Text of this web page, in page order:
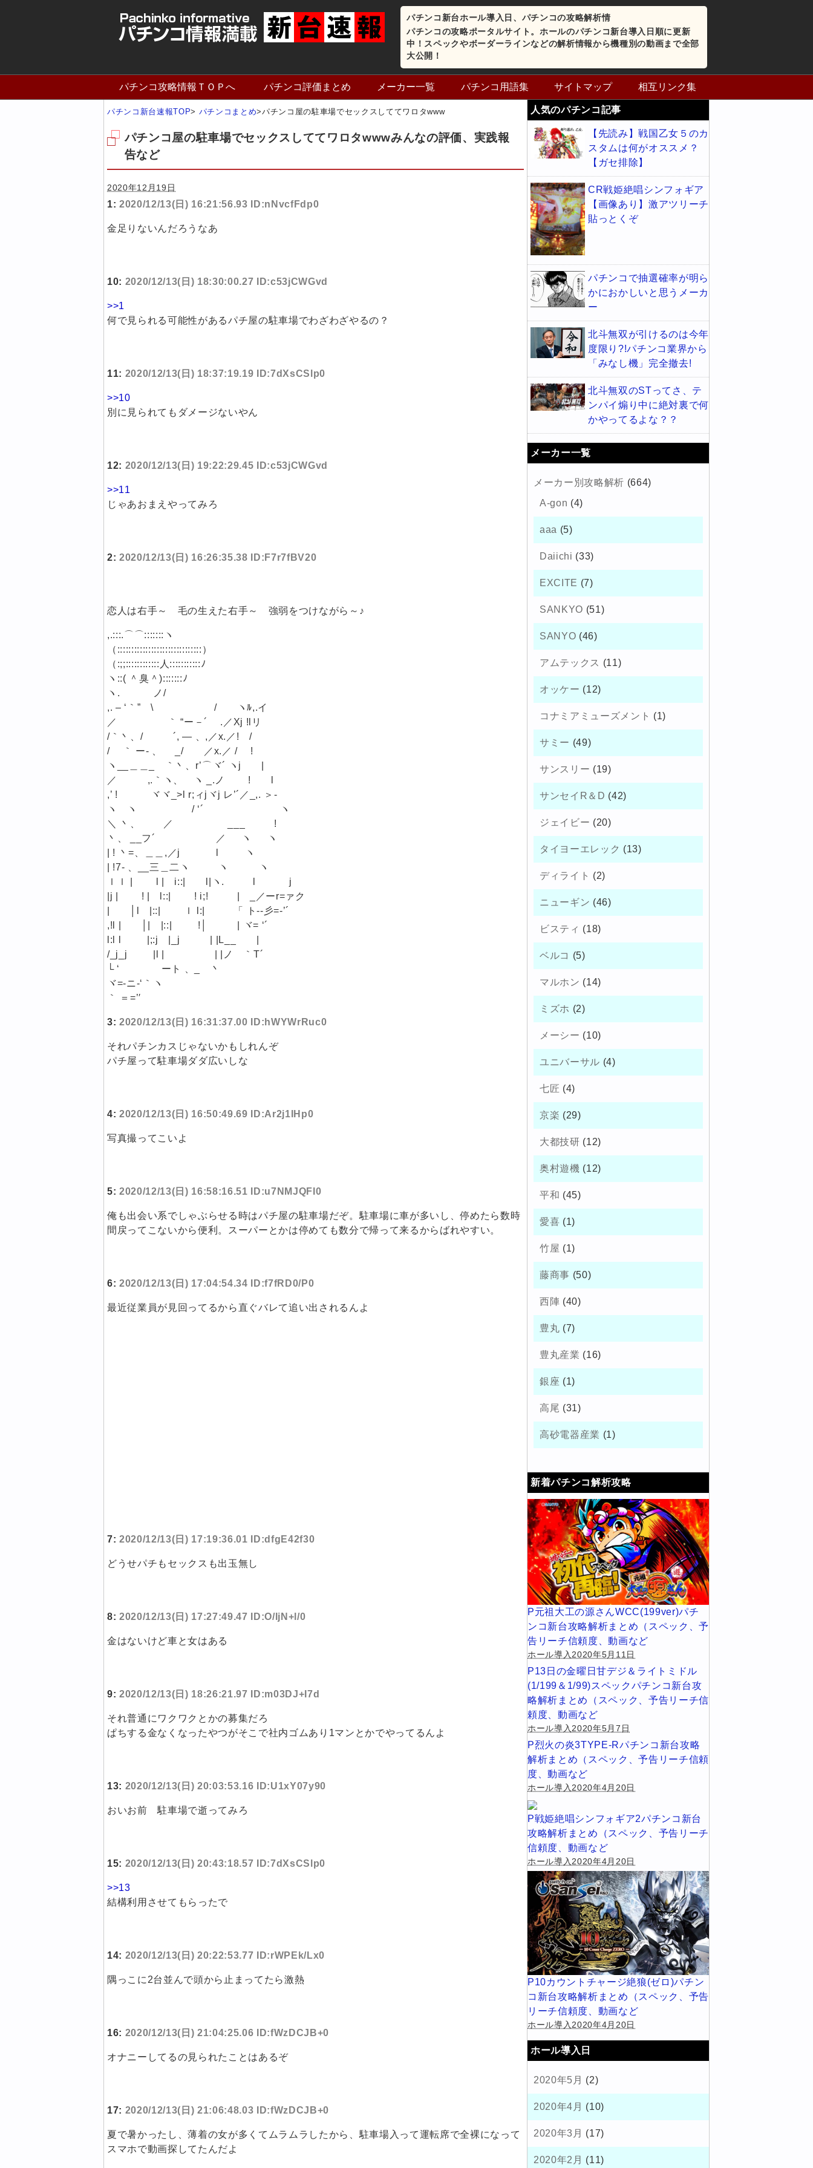
パチンコ新台ホール導入日、パチンコの攻略解析情
パチンコの攻略ポータルサイト。ホールのパチンコ新台導入日順に更新
中！スペックやボーダーラインなどの解析情報から機種別の動画まで全部
大公開！
パチンコ攻略情報ＴＯＰへ パチンコ評価まとめ メーカー一覧 パチンコ用語集 サイトマップ 相互リンク集
パチンコ新台速報TOP> パチンコまとめ>パチンコ屋の駐車場でセックスしててワロタwww
パチンコ屋の駐車場でセックスしててワロタwwwみんなの評価、実践報
告など
2020年12月19日
1: 2020/12/13(日) 16:21:56.93 ID:nNvcfFdp0
金足りないんだろうなあ
10: 2020/12/13(日) 18:30:00.27 ID:c53jCWGvd
>>1
何で見られる可能性があるパチ屋の駐車場でわざわざやるの？
11: 2020/12/13(日) 18:37:19.19 ID:7dXsCSlp0
>>10
別に見られてもダメージないやん
12: 2020/12/13(日) 19:22:29.45 ID:c53jCWGvd
>>11
じゃあおまえやってみろ
2: 2020/12/13(日) 16:26:35.38 ID:F7r7fBV20
恋人は右手～ 毛の生えた右手～ 強弱をつけながら～♪
,.:::.⌒⌒:::::::ヽ
（::::::::::::::::::::::::::::::）
（:;;::::::::::::人:::::::::::ﾉ
ヽ::( ＾臭＾):::::::ﾉ
ヽ. ノ/
,. – ‘｀” \ / ヽﾙ,.イ
／ ｀ “ー－´ .／Xj !lリ
/｀丶、/ ´, — 、,／x.／! /
/ ｀ ー- 、 _/ ／x.／ / !
ヽ__＿＿_ ｀丶、r’⌒ヾ´ ヽj |
／ ,.｀ヽ、 ヽ _.ノ ! l
,’ ! ヾヾ_>l r;ィjヾj レ’´／_,. ＞-
ヽ ヽ / ‘´ ヽ
＼ 丶、 ／ ___ !
丶、 __フ´ ／ ヽ ヽ
| ! 丶=、＿＿,／j l ヽ
| !7- 、__三＿二ヽ ヽ ヽ
ｌｌ | l | i::| l|ヽ. l j
|j | ! | l::| ! i;! | _／ーr=ァク
| │l |::| ｌ l:| 「 ト-‐彡=‐’´
,!l | │| |::| !│ | ヾ= ‘´
l:l l |;:j |_j | |L__ |
/_j_j |l | | |ノ ｀T´
└ ‘ ート 、_ 丶
ヾ=-ニ-‘｀ヽ
｀ ＝=’′
3: 2020/12/13(日) 16:31:37.00 ID:hWYWrRuc0
それパチンカスじゃないかもしれんぞ
パチ屋って駐車場ダダ広いしな
4: 2020/12/13(日) 16:50:49.69 ID:Ar2j1IHp0
写真撮ってこいよ
5: 2020/12/13(日) 16:58:16.51 ID:u7NMJQFI0
俺も出会い系でしゃぶらせる時はパチ屋の駐車場だぞ。駐車場に車が多いし、停めたら数時
間戻ってこないから便利。スーパーとかは停めても数分で帰って来るからばれやすい。
6: 2020/12/13(日) 17:04:54.34 ID:f7fRD0/P0
最近従業員が見回ってるから直ぐバレて追い出されるんよ
7: 2020/12/13(日) 17:19:36.01 ID:dfgE42f30
どうせパチもセックスも出玉無し
8: 2020/12/13(日) 17:27:49.47 ID:O/IjN+l/0
金はないけど車と女はある
9: 2020/12/13(日) 18:26:21.97 ID:m03DJ+I7d
それ普通にワクワクとかの募集だろ
ぱちする金なくなったやつがそこで社内ゴムあり1マンとかでやってるんよ
13: 2020/12/13(日) 20:03:53.16 ID:U1xY07y90
おいお前 駐車場で逝ってみろ
15: 2020/12/13(日) 20:43:18.57 ID:7dXsCSlp0
>>13
結構利用させてもらったで
14: 2020/12/13(日) 20:22:53.77 ID:rWPEk/Lx0
隅っこに2台並んで頭から止まってたら激熱
16: 2020/12/13(日) 21:04:25.06 ID:fWzDCJB+0
オナニーしてるの見られたことはあるぞ
17: 2020/12/13(日) 21:06:48.03 ID:fWzDCJB+0
夏で暑かったし、薄着の女が多くてムラムラしたから、駐車場入って運転席で全裸になって
スマホで動画探してたんだよ
人気のパチンコ記事
【先読み】戦国乙女５のカ
スタムは何がオススメ？
【ガセ排除】
CR戦姫絶唱シンフォギア
【画像あり】激アツリーチ
貼っとくぞ
パチンコで抽選確率が明ら
かにおかしいと思うメーカ
ー
北斗無双が引けるのは今年
度限り?!パチンコ業界から
「みなし機」完全撤去!
北斗無双のSTってさ、テ
ンパイ煽り中に絶対裏で何
かやってるよな？？
メーカー一覧
メーカー別攻略解析 (664)
A-gon (4)
aaa (5)
Daiichi (33)
EXCITE (7)
SANKYO (51)
SANYO (46)
アムテックス (11)
オッケー (12)
コナミアミューズメント (1)
サミー (49)
サンスリー (19)
サンセイR＆D (42)
ジェイビー (20)
タイヨーエレック (13)
ディライト (2)
ニューギン (46)
ビスティ (18)
ベルコ (5)
マルホン (14)
ミズホ (2)
メーシー (10)
ユニバーサル (4)
七匠 (4)
京楽 (29)
大都技研 (12)
奥村遊機 (12)
平和 (45)
愛喜 (1)
竹屋 (1)
藤商事 (50)
西陣 (40)
豊丸 (7)
豊丸産業 (16)
銀座 (1)
高尾 (31)
高砂電器産業 (1)
新着パチンコ解析攻略
P元祖大工の源さんWCC(199ver)パチ
ンコ新台攻略解析まとめ（スペック、予
告リーチ信頼度、動画など
ホール導入2020年5月11日
P13日の金曜日甘デジ＆ライトミドル
(1/199＆1/99)スペックパチンコ新台攻
略解析まとめ（スペック、予告リーチ信
頼度、動画など
ホール導入2020年5月7日
P烈火の炎3TYPE-Rパチンコ新台攻略
解析まとめ（スペック、予告リーチ信頼
度、動画など
ホール導入2020年4月20日
P戦姫絶唱シンフォギア2パチンコ新台
攻略解析まとめ（スペック、予告リーチ
信頼度、動画など
ホール導入2020年4月20日
P10カウントチャージ絶狼(ゼロ)パチン
コ新台攻略解析まとめ（スペック、予告
リーチ信頼度、動画など
ホール導入2020年4月20日
ホール導入日
2020年5月 (2)
2020年4月 (10)
2020年3月 (17)
2020年2月 (11)